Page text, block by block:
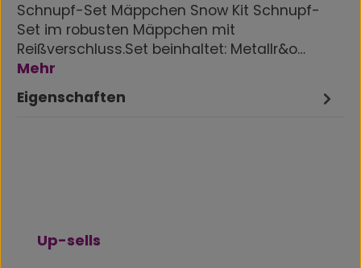
Schnupf-Set Mäppchen Snow Kit Schnupf-
Set im robusten Mäppchen mit
Reißverschluss.Set beinhaltet: Metallr&o…
Mehr
Eigenschaften
Produktgalerie überspringen
Up-sells